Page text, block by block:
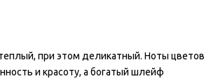
при этом деликатный. Ноты цветов
и красоту, а богатый шлейф